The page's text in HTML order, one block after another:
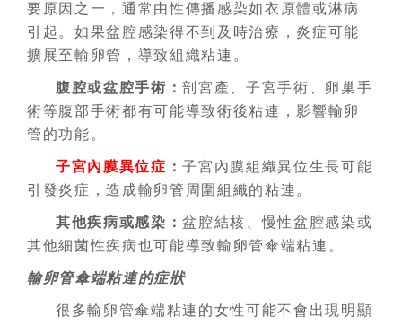
要原因之一，通常由性傳播感染如衣原體或淋病
引起。如果盆腔感染得不到及時治療，炎症可能
擴展至輸卵管，導致組織粘連。
腹腔或盆腔手術 ：剖宮產、子宮手術、卵巢手
術等腹部手術都有可能導致術後粘連，影響輸卵
管的功能。
子宮內膜異位症 ：子宮內膜組織異位生長可能
引發炎症，造成輸卵管周圍組織的粘連。
其他疾病或感染 ：盆腔結核、慢性盆腔感染或
其他細菌性疾病也可能導致輸卵管傘端粘連。
輸卵管傘端粘連的症狀
很多輸卵管傘端粘連的女性可能不會出現明顯